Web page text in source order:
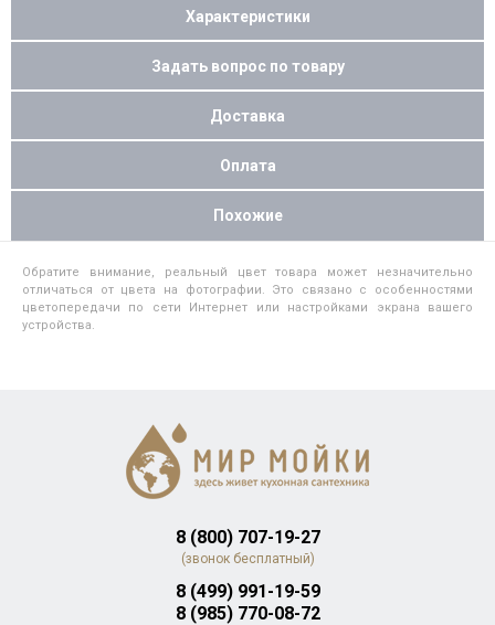
Характеристики
Задать вопрос по товару
Доставка
Оплата
Похожие
Обратите внимание, реальный цвет товара может незначительно
отличаться от цвета на фотографии. Это связано с особенностями
цветопередачи по сети Интернет или настройками экрана вашего
устройства.
8 (800) 707-19-27
(звонок бесплатный)
8 (499) 991-19-59
8 (985) 770-08-72